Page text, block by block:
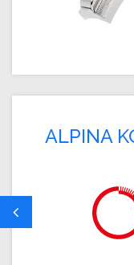
ALPINA